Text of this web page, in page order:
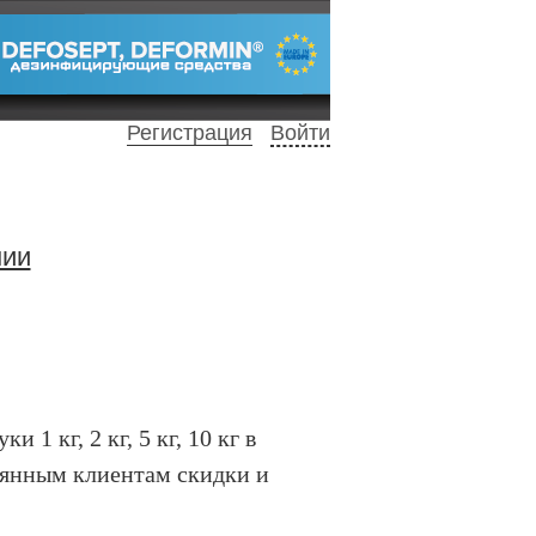
Войти
Регистрация
1 кг, 2 кг, 5 кг, 10 кг в
клиентам скидки и